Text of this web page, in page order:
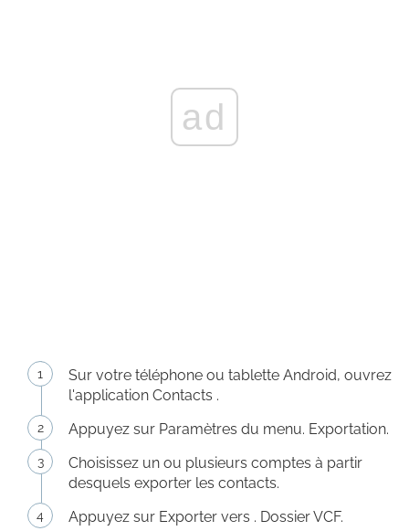
ad
Sur votre téléphone ou tablette Android, ouvrez
l'application Contacts .
Appuyez sur Paramètres du menu. Exportation.
Choisissez un ou plusieurs comptes à partir
desquels exporter les contacts.
Appuyez sur Exporter vers . Dossier VCF.